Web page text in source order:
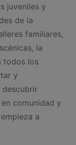
juveniles y
de la
familiares,
la
todos los
y
descubrir
comunidad y
a